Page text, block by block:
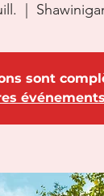
sont
événements